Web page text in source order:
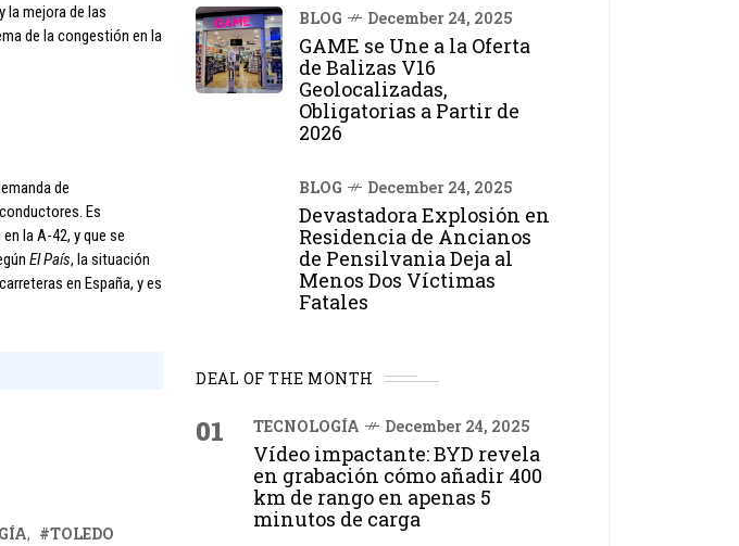
la mejora de las
de la congestión en la
de
Es
la A-42, y que se
El País, la situación
en España, y es
TOLEDO
BLOG December 24, 2025
GAME se Une a la Oferta
de Balizas V16
Geolocalizadas,
Obligatorias a Partir de
2026
BLOG December 24, 2025
Devastadora Explosión en
Residencia de Ancianos
de Pensilvania Deja al
Menos Dos Víctimas
Fatales
DEAL OF THE MONTH
01 TECNOLOGÍA December 24, 2025
Vídeo impactante: BYD revela
en grabación cómo añadir 400
km de rango en apenas 5
minutos de carga